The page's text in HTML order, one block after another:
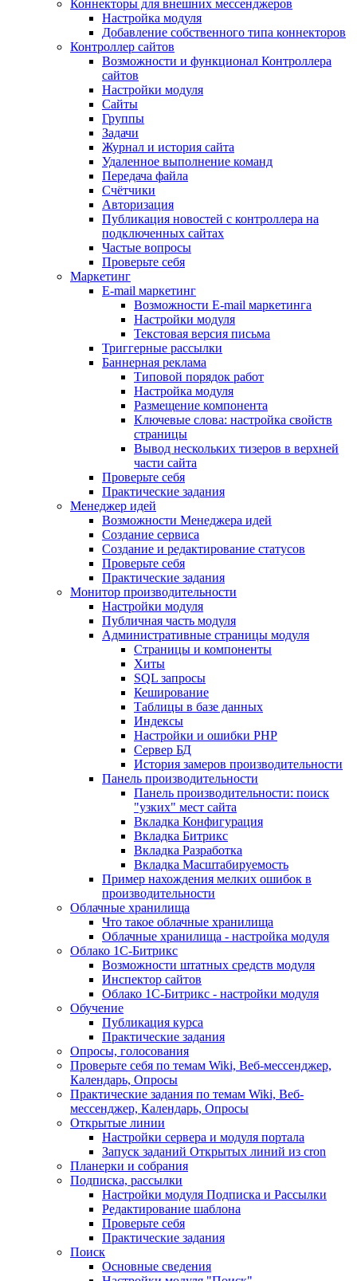
Коннекторы для внешних мессенджеров
Настройка модуля
Добавление собственного типа коннекторов
Контроллер сайтов
Возможности и функционал Контроллера
сайтов
Настройки модуля
Сайты
Группы
Задачи
Журнал и история сайта
Удаленное выполнение команд
Передача файла
Счётчики
Авторизация
Публикация новостей с контроллера на
подключенных сайтах
Частые вопросы
Проверьте себя
Маркетинг
E-mail маркетинг
Возможности E-mail маркетинга
Настройки модуля
Текстовая версия письма
Триггерные рассылки
Баннерная реклама
Типовой порядок работ
Настройка модуля
Размещение компонента
Ключевые слова: настройка свойств
страницы
Вывод нескольких тизеров в верхней
части сайта
Проверьте себя
Практические задания
Менеджер идей
Возможности Менеджера идей
Создание сервиса
Создание и редактирование статусов
Проверьте себя
Практические задания
Монитор производительности
Настройки модуля
Публичная часть модуля
Административные страницы модуля
Страницы и компоненты
Хиты
SQL запросы
Кеширование
Таблицы в базе данных
Индексы
Настройки и ошибки PHP
Сервер БД
История замеров производительности
Панель производительности
Панель производительности: поиск
"узких" мест сайта
Вкладка Конфигурация
Вкладка Битрикс
Вкладка Разработка
Вкладка Масштабируемость
Пример нахождения мелких ошибок в
производительности
Облачные хранилища
Что такое облачные хранилища
Облачные хранилища - настройка модуля
Облако 1С-Битрикс
Возможности штатных средств модуля
Инспектор сайтов
Облако 1С-Битрикс - настройки модуля
Обучение
Публикация курса
Практические задания
Опросы, голосования
Проверьте себя по темам Wiki, Веб-мессенджер,
Календарь, Опросы
Практические задания по темам Wiki, Веб-
мессенджер, Календарь, Опросы
Открытые линии
Настройки сервера и модуля портала
Запуск заданий Открытых линий из cron
Планерки и собрания
Подписка, рассылки
Настройки модуля Подписка и Рассылки
Редактирование шаблона
Проверьте себя
Практические задания
Поиск
Основные сведения